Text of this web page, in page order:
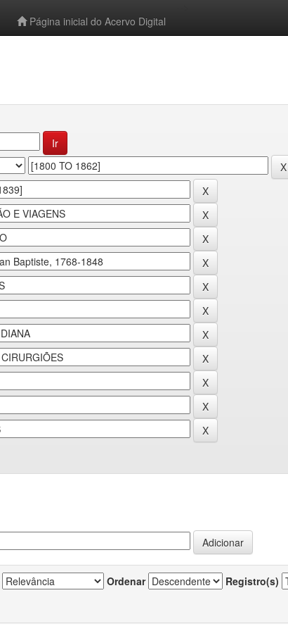
Página inicial do Acervo Digital
Ordenar Registro(s)